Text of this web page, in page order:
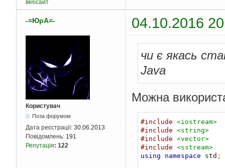
вебсайт
-=ЮрА=- 04.10.2016
Користувач
Поза форумом
Дата реєстрації: 30.06.2013
Повідомлень: 191
Репутація: 122
чи є якась
Java
Можна
#include <iostream>
#include <string>
#include <vector>
#include <sstream>
using
namespace std ;